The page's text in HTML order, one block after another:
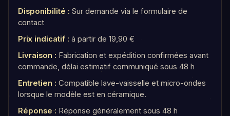
Disponibilité : Sur demande via le formulaire de
contact
Prix indicatif : à partir de 19,90 €
Livraison : Fabrication et expédition confirmées avant
commande, délai estimatif communiqué sous 48 h
Entretien : Compatible lave-vaisselle et micro-ondes
lorsque le modèle est en céramique.
Réponse : Réponse généralement sous 48 h